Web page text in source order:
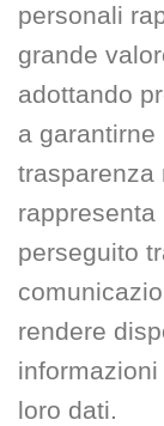
personali
grande
adottando
a
trasparenza
rappresenta
perseguito
rendere
loro dati.